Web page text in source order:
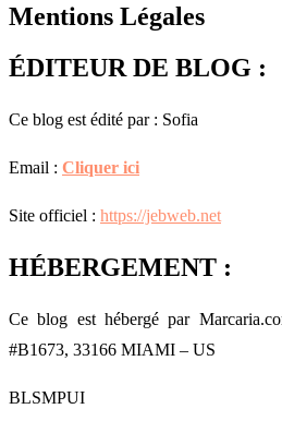
Mentions Légales
ÉDITEUR DE BLOG :
Ce blog est édité par : Sofia
Email : Cliquer ici
Site officiel : https://jebweb.net
HÉBERGEMENT :
Ce blog est hébergé par
#B1673, 33166 MIAMI – US
BLSMPUI